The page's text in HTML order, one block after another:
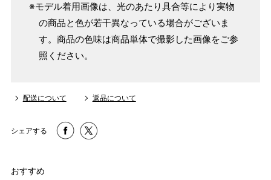
※モデル着用画像は、光のあたり具合等により実物
の商品と色が若干異なっている場合がございま
す。商品の色味は商品単体で撮影した画像をご参
照ください。
配送について 返品について
シェアする
おすすめ